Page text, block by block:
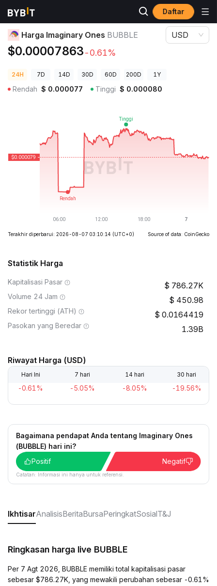
Daftar
Harga Kripto
Harga Imaginary Ones BUBBLE
$0.00007863-0.61%
USD
24H 7D 14D 30D 60D 200D 1Y
Rendah $ 0.000077 Tinggi $ 0.000080
Terakhir diperbarui: 2026-08-07 03:10:14 (UTC+0) Source of data: CoinGecko
Statistik Harga
Kapitalisasi Pasar 786.27K
Volume 24 Jam 450.98
Rekor tertinggi (ATH) 0.0164419
Pasokan yang Beredar 1.39B
Riwayat Harga (USD)
Hari Ini 7 hari 14 hari 30 hari
-0.61% -5.05% -8.05% -19.56%
Bagaimana pendapat Anda tentang Imaginary Ones
(BUBBLE) hari ini?
Positif
Negatif
Catatan: Informasi ini hanya untuk referensi.
IkhtisarAnalisisBeritaBursaPeringkatSosialT&J
Ringkasan harga live BUBBLE
Per 7 Agt 2026, BUBBLE memiliki total kapitalisasi pasar
sebesar $786.27K, yang mewakili perubahan sebesar -0.61%